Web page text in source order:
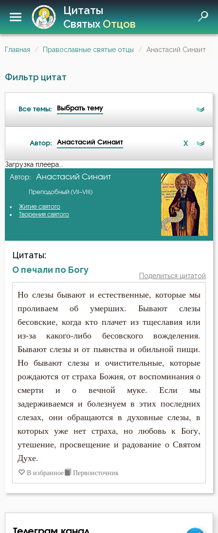
Цитаты
СвятыхОтцов
Главная Православные святые отцы Анастасий Синаит
Фильтр цитат
Все темы: Выбрать тему
Печаль по Богу
Автор: Анастасий Синаит X
А-я
Авва Дорофей
Авва Исайя (Скитский)
Авва Феона
Авва Филимон
Аврелий Августин
Амвросий Медиоланский
Амвросий Оптинский (Гренков)
Амфилохий Иконийский
Анастасий Синаит
Анатолий Оптинский (Зерцалов)
Антоний Великий
Антоний Оптинский (Путилов)
Загрузка плеера...
Автор: Анастасий Синаит
Преподобный (VII–VIII)
Житие святого
Творения святого
Цитаты:
О печали по Богу
Поделиться цитатой
Но слезы бывают и естественные, которые мы
проливаем об умерших. Бывают слезы
бесовские, когда кто плачет из тщеславия или
из-за какого-либо бесовского вожделения.
Бывают слезы и от пьянства и обильной пищи.
Но бывают слезы и очистительные, которые
рождаются от страха Божия, от воспоминания о
смерти и о вечной муке. Если мы
задерживаемся и болезнуем в этих последних
слезах, они обращаются в духовные слезы, в
которых уже нет страха, но любовь к Богу,
утешение, просвещение и радование о Святом
Духе.
В избранное Первоисточник